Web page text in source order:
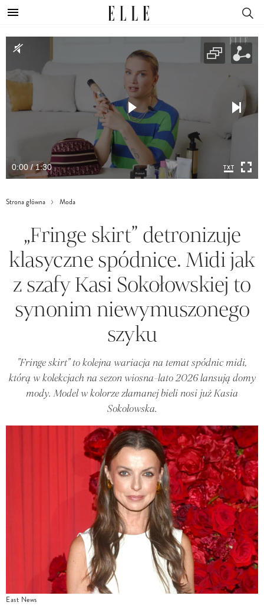
0:00 / 1:30
Strona główna Moda
„Fringe skirt” detronizuje
klasyczne spódnice. Midi jak
z szafy Kasi Sokołowskiej to
synonim niewymuszonego
szyku
"Fringe skirt" to kolejna wariacja na temat spódnic midi,
którą w kolekcjach na sezon wiosna-lato 2026 lansują domy
mody. Model w kolorze złamanej bieli nosi już Kasia
Sokołowska.
East News